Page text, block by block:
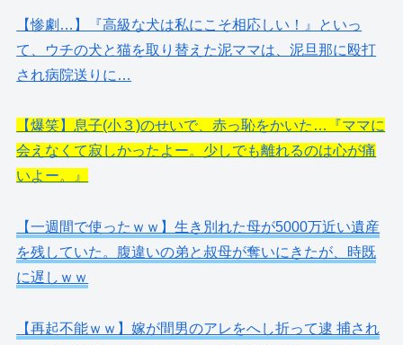
【惨劇…】『高級な犬は私にこそ相応しい！』といっ
て、ウチの犬と猫を取り替えた泥ママは、泥旦那に殴打
され病院送りに…
【爆笑】息子(小３)のせいで、赤っ恥をかいた…『ママに
会えなくて寂しかったよー。少しでも離れるのは心が痛
いよー。』
【一週間で使ったｗｗ】生き別れた母が5000万近い遺産
を残していた。腹違いの弟と叔母が奪いにきたが、時既
に遅しｗｗ
【再起不能ｗｗ】嫁が間男のアレをへし折って逮 捕され